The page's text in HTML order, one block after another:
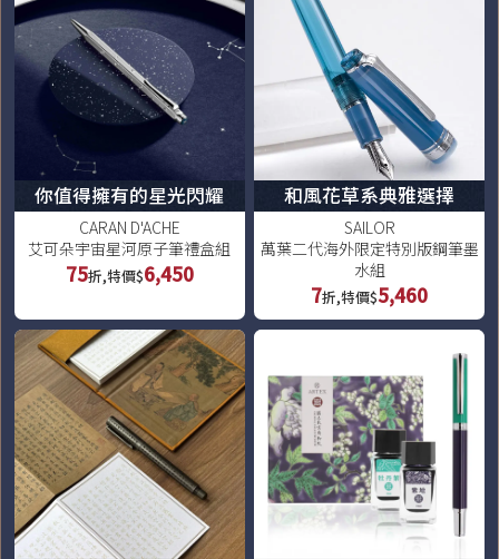
你值得擁有的星光閃耀
CARAN D'ACHE
艾可朵宇宙星河原子筆禮盒組
75折,特價$6,450
和風花草系典雅選擇
SAILOR
萬葉二代海外限定特別版鋼筆墨
水組
7折,特價$5,460